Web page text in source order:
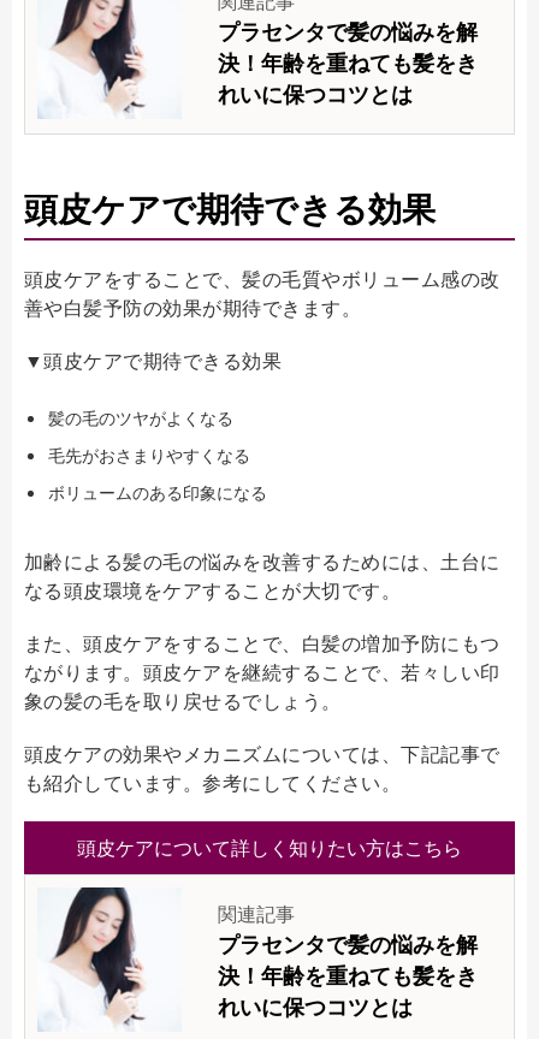
プラセンタで髪の悩みを解
決！年齢を重ねても髪をき
れいに保つコツとは
頭皮ケアで期待できる効果
頭皮ケアをすることで、髪の毛質やボリューム感の改
善や白髪予防の効果が期待できます。
▼頭皮ケアで期待できる効果
髪の毛のツヤがよくなる
毛先がおさまりやすくなる
ボリュームのある印象になる
加齢による髪の毛の悩みを改善するためには、土台に
なる頭皮環境をケアすることが大切です。
また、頭皮ケアをすることで、白髪の増加予防にもつ
ながります。頭皮ケアを継続することで、若々しい印
象の髪の毛を取り戻せるでしょう。
頭皮ケアの効果やメカニズムについては、下記記事で
も紹介しています。参考にしてください。
頭皮ケアについて詳しく知りたい方はこちら
関連記事
プラセンタで髪の悩みを解
決！年齢を重ねても髪をき
れいに保つコツとは